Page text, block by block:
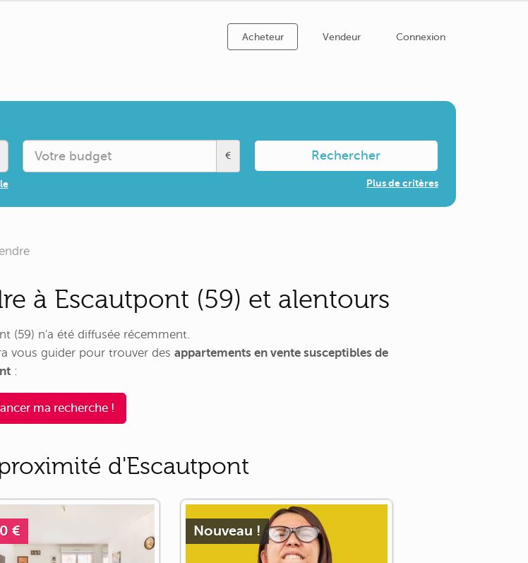
Acheteur Vendeur Connexion
€ Rechercher
Plus de critères
à Escautpont (59) et alentours
(59) n'a été diffusée récemment.
vous guider pour trouver des appartements en vente susceptibles de
:
ma recherche !
d'Escautpont
€ Nouveau !